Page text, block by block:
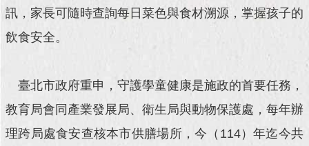
館
頁
網
站
導
訊，家長可隨時查詢每日菜色與食材溯源，掌握孩子的
飲食安全。
臺北市政府重申，守護學童健康是施政的首要任務，
教育局會同產業發展局、衛生局與動物保護處，每年辦
理跨局處食安查核本市供膳場所，今（114）年迄今共